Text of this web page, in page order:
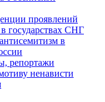
проявлений
государствах СНГ
в
репортажи
ненависти